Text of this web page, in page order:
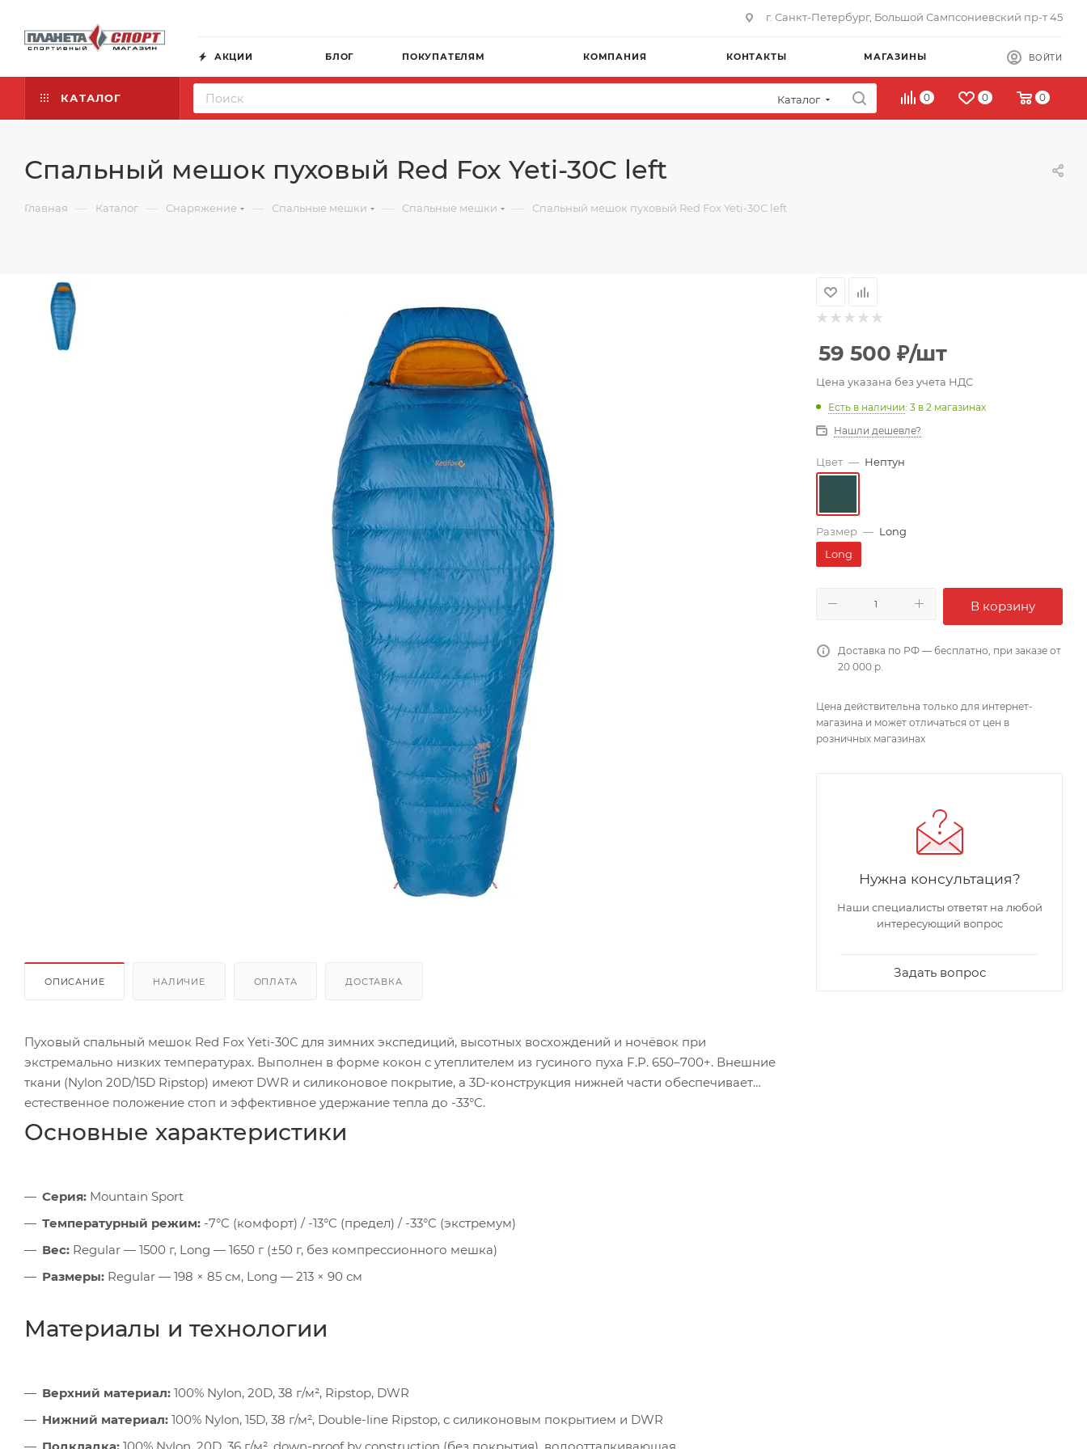
г. Санкт-Петербург, Большой Сампсониевский пр-т 45
АКЦИИ БЛОГ ПОКУПАТЕЛЯМ КОМПАНИЯ КОНТАКТЫ МАГАЗИНЫ ВОЙТИ
КАТАЛОГ Каталог 0 0 0
Спальный мешок пуховый Red Fox Yeti-30C left
Главная — Каталог — Снаряжение — Спальные мешки — Спальные мешки — Спальный мешок пуховый Red Fox Yeti-30C left
ОПИСАНИЕ НАЛИЧИЕ ОПЛАТА ДОСТАВКА
Пуховый спальный мешок Red Fox Yeti-30C для зимних экспедиций, высотных восхождений и ночёвок при
экстремально низких температурах. Выполнен в форме кокон с утеплителем из гусиного пуха F.P. 650–700+. Внешние
ткани (Nylon 20D/15D Ripstop) имеют DWR и силиконовое покрытие, а 3D-конструкция нижней части обеспечивает
естественное положение стоп и эффективное удержание тепла до -33°C.
Основные характеристики
Серия: Mountain Sport
Температурный режим: -7°C (комфорт) / -13°C (предел) / -33°C (экстремум)
Вес: Regular — 1500 г, Long — 1650 г (±50 г, без компрессионного мешка)
Размеры: Regular — 198 × 85 см, Long — 213 × 90 см
Материалы и технологии
Верхний материал: 100% Nylon, 20D, 38 г/м², Ripstop, DWR
Нижний материал: 100% Nylon, 15D, 38 г/м², Double-line Ripstop, с силиконовым покрытием и DWR
59 500 ₽/шт
Цена указана без учета НДС
Есть в наличии: 3 в 2 магазинах
Нашли дешевле?
Цвет — Нептун
Размер — Long
Long
В корзину
Доставка по РФ — бесплатно, при заказе от
20 000 р.
Цена действительна только для интернет-
магазина и может отличаться от цен в
розничных магазинах
Нужна консультация?
Наши специалисты ответят на любой
интересующий вопрос
Задать вопрос